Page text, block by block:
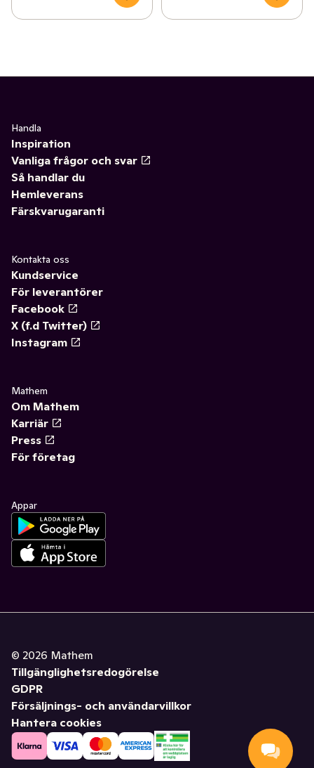
Handla
Inspiration
Vanliga frågor och svar
Så handlar du
Hemleverans
Färskvarugaranti
Kontakta oss
Kundservice
För leverantörer
Facebook
X (f.d Twitter)
Instagram
Mathem
Om Mathem
Karriär
Press
För företag
Appar
© 2026 Mathem
Tillgänglighetsredogörelse
GDPR
Försäljnings- och användarvillkor
Hantera cookies